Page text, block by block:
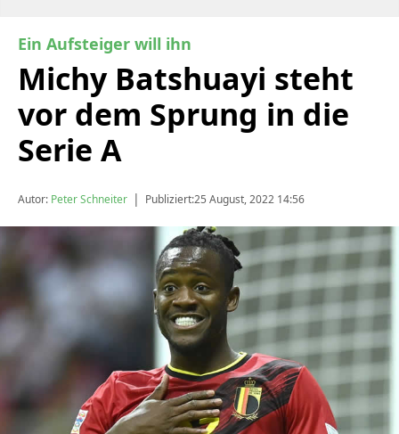
Ein Aufsteiger will ihn
Michy Batshuayi steht
vor dem Sprung in die
Serie A
Autor: Peter Schneiter | Publiziert:25 August, 2022 14:56